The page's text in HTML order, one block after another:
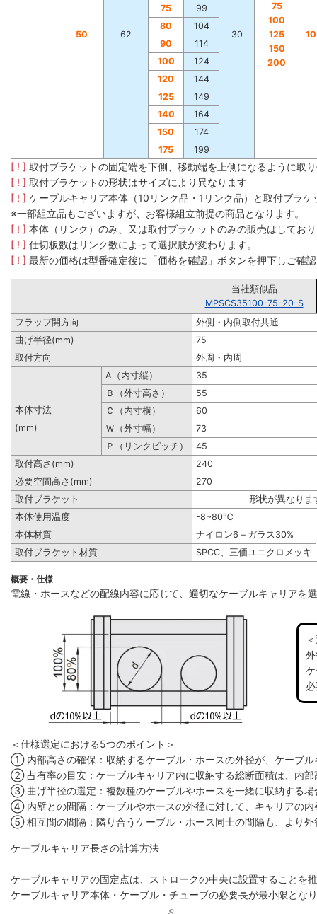
50 62 30
75
100
125
150
200
75
99
80
104
90
114
100
124
120
144
125
149
140
164
150
174
175
199
[ ! ] 取付ブラケットの固定端を下側、移動端を上側になるように取
[ ! ] 取付ブラケットの形状はサイズにより異なります
[ ! ] ケーブルキャリア本体（10リンク品・1リンク品）と取付ブラ
※一部組立品もございますが、お客様組立前提の商品となります。
[ ! ] 本体（リンク）のみ、又は取付ブラケットのみの販売はしてお
[ ! ] 仕切板数はリンク数によって選択肢が変わります。
[ ! ] 最新の価格は型番確定後に「価格を確認」ボタンを押下しご確
当社類似品
MPSCS35100-75-20-S
フラップ開方向
外側・内側取付共通
曲げ半径(mm)
75
取付方向
外周・内周
A（内寸縦）
35
Ｂ（外寸高さ）
55
本体寸法
Ｃ（内寸横）
60
(mm)
Ｗ（外寸幅）
73
Ｐ（リンクピッチ）
45
取付高さ(mm)
240
必要空間高さ(mm)
270
取付ブラケット
形状が異なりま
本体使用温度
-8~80℃
本体材質
ナイロン6＋ガラス30%
取付ブラケット材質
SPCC、三価ユニクロメッキ
概要・仕様
電線・ホースなどの配線内容に応じて、適切なケーブルキャリアを
＜仕様選定における5つのポイント＞
① 内部高さの確保：収納するケーブル・ホースの外径が、ケーブ
② 占有率の目安：ケーブルキャリア内に収納する総断面積は、内
③ 曲げ半径の選定：複数種のケーブルやホースを一緒に収納する
④ 内壁との間隔：ケーブルやホースの外径に対して、キャリアの
⑤ 相互間の間隔：隣り合うケーブル・ホース同士の間隔も、より
ケーブルキャリア長さの計算方法
ケーブルキャリアの固定点は、ストロークの中央に設置することを
ケーブルキャリア本体・ケーブル・チューブの必要長が最小限とな